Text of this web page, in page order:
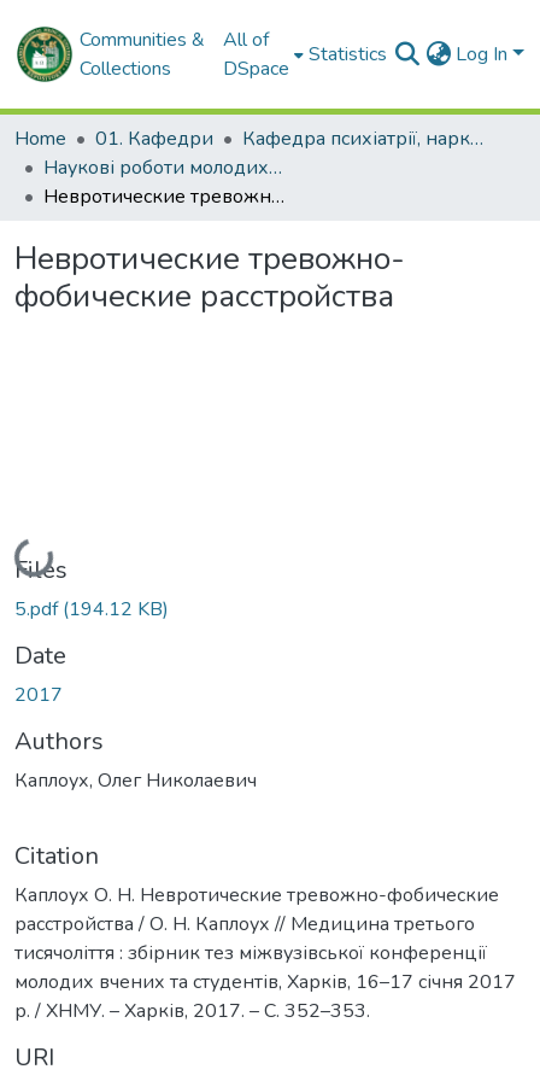
Communities &
Collections
All of
DSpace
Statistics Log In
Home 01. Кафедри
Кафедра психіатрії, наркології, медичної психології та соціальної роботи
Наукові роботи молодих дослідників та кваліфікаційні роботи. Кафедра психіатрії, наркології, медичної психології та соціальної роботи
Невротические тревожно-фобические расстройства
Невротические тревожно-
фобические расстройства
Loading...
Files
5.pdf(194.12 KB)
Date
2017
Authors
Каплоух, Олег Николаевич
Citation
Каплоух О. Н. Невротические тревожно-фобические
расстройства / О. Н. Каплоух // Медицина третього
тисячоліття : збірник тез міжвузівської конференції
молодих вчених та студентів, Харків, 16–17 січня 2017
р. / ХНМУ. – Харків, 2017. – С. 352–353.
URI